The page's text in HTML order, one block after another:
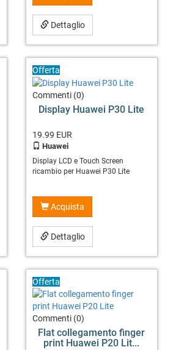
Dettaglio
Offerta
Commenti (0)
Display Huawei P30 Lite
19.99 EUR
Huawei
Display LCD e Touch Screen
ricambio per Huawei P30 Lite
Acquista
Dettaglio
Offerta
Commenti (0)
Flat collegamento finger
print Huawei P20 Lit...